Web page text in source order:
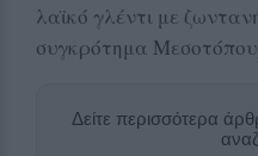
λαϊκό γλέντι με
συγκρότημα
Δείτε περισσότερα